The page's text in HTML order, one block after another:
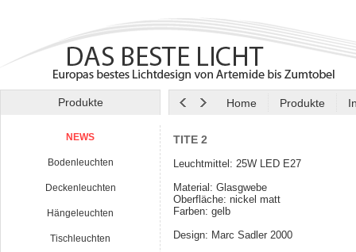
Produkte Home Produkte
NEWS
Bodenleuchten
Deckenleuchten
Hängeleuchten
Tischleuchten
TITE 2
Leuchtmittel: 25W LED E27
Material: Glasgwebe
Oberfläche: nickel matt
Farben: gelb
Design: Marc Sadler 2000